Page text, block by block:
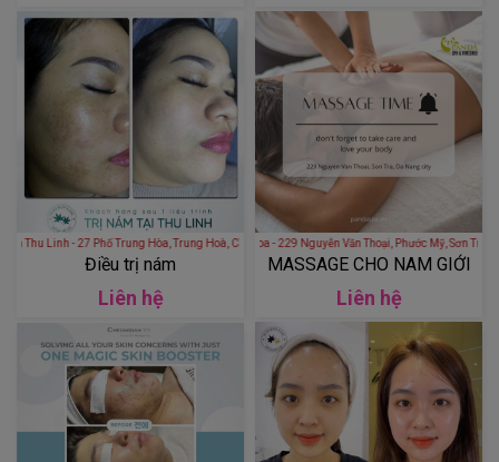
Linh - 27 Phố Trung Hòa, Trung Hoà, Cầu Giấy, Hà Nội, Việt Nam
Điều trị nám
Liên hệ
Panda Spa - 229 Nguyễn Văn Thoại, Phước Mỹ, Sơn
MASSAGE CHO NAM GIỚI
Liên hệ